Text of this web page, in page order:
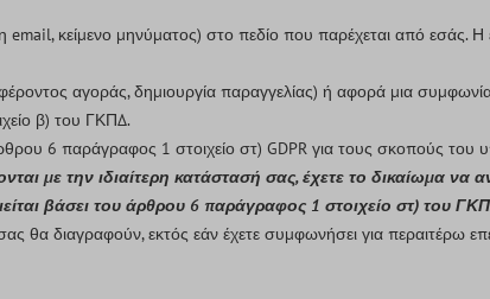
κείμενο μηνύματος) στο πεδίο που παρέχεται από εσάς.
αγοράς, δημιουργία παραγγελίας) ή αφορά μια
β) του ΓΚΠΔ.
6 παράγραφος 1 στοιχείο στ) GDPR για τους σκοπούς του
με την ιδιαίτερη κατάστασή σας, έχετε το δικαίωμα να
βάσει του άρθρου 6 παράγραφος 1 στοιχείο στ) του
θα διαγραφούν, εκτός εάν έχετε συμφωνήσει για περαιτέρω